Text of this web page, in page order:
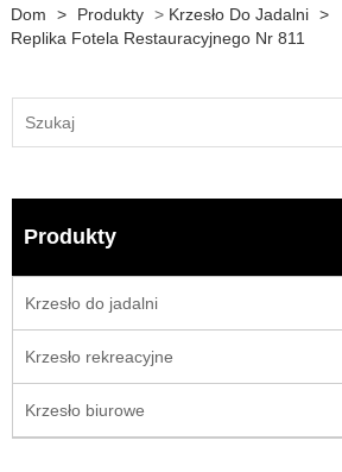
Dom > Produkty > Krzesło Do Jadalni >
Replika Fotela Restauracyjnego Nr 811
Produkty
Krzesło do jadalni
Krzesło rekreacyjne
Krzesło biurowe